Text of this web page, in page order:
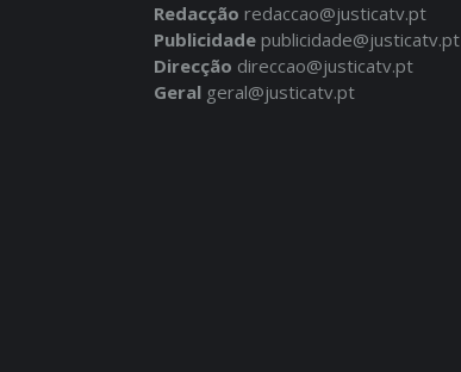
Redacção redaccao@justicatv.pt
Publicidade publicidade@justicatv.pt
Direcção direccao@justicatv.pt
Geral geral@justicatv.pt